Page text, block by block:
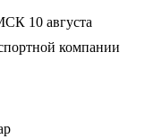
10 августа
компании